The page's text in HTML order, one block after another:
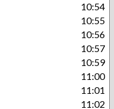
10:54
10:55
10:56
10:57
10:59
11:00
11:01
11:02